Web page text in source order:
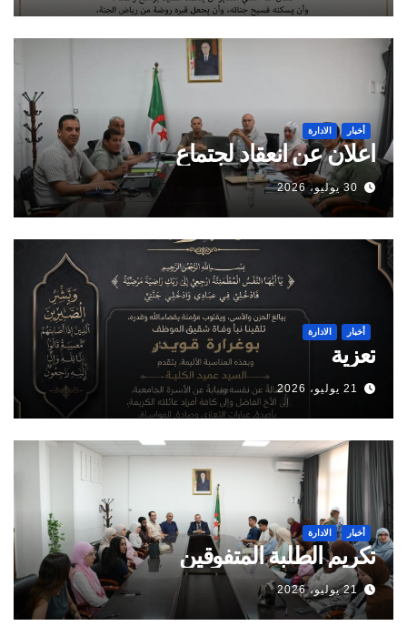
أخبار الادارة
اعلان عن انعقاد لجتماع
30 يوليو، 2026
أخبار الادارة
تعزية
21 يوليو، 2026
أخبار الادارة
تكريم الطلبة المتفوقين
21 يوليو، 2026